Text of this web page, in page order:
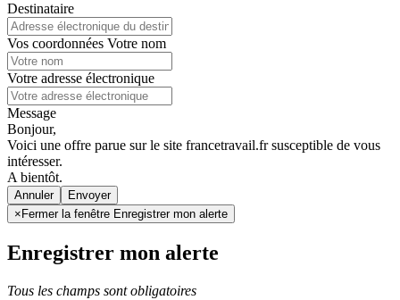
Destinataire
Vos coordonnées Votre nom
Votre adresse électronique
Message
Bonjour,
Voici une offre parue sur le site francetravail.fr susceptible de vous
intéresser.
A bientôt.
Annuler
× Fermer la fenêtre Enregistrer mon alerte
Enregistrer mon alerte
Tous les champs sont obligatoires